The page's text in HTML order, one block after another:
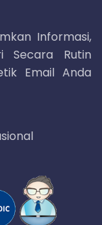
Informasi,
Secara Rutin
Email Anda